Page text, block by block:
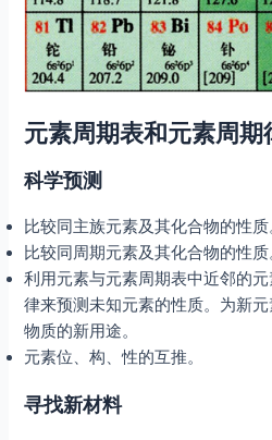
元素周期表和元素周期
科学预测
比较同主族元素及其化合物的性质
比较同周期元素及其化合物的性质
利用元素与元素周期表中近邻的
律来预测未知元素的性质。为新
物质的新用途。
元素位、构、性的互推。
寻找新材料